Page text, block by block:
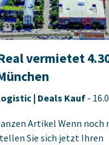
vermietet
| Deals Kauf -
Artikel Wenn noch
Sie sich jetzt Ihren